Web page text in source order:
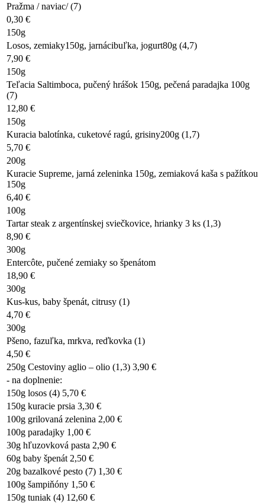
Pražma / naviac/ (7)
0,30 €
150g
Losos, zemiaky150g, jarnácibuľka, jogurt80g (4,7)
7,90 €
150g
Teľacia Saltimboca, pučený hrášok 150g, pečená paradajka 100g
(7)
12,80 €
150g
Kuracia balotínka, cuketové ragú, grisiny200g (1,7)
5,70 €
200g
Kuracie Supreme, jarná zeleninka 150g, zemiaková kaša s pažítkou
150g
6,40 €
100g
Tartar steak z argentínskej sviečkovice, hrianky 3 ks (1,3)
8,90 €
300g
Entercôte, pučené zemiaky so špenátom
18,90 €
300g
Kus-kus, baby špenát, citrusy (1)
4,70 €
300g
Pšeno, fazuľka, mrkva, reďkovka (1)
4,50 €
250g Cestoviny aglio – olio (1,3) 3,90 €
- na doplnenie:
150g losos (4) 5,70 €
150g kuracie prsia 3,30 €
100g grilovaná zelenina 2,00 €
100g paradajky 1,00 €
30g hľuzovková pasta 2,90 €
60g baby špenát 2,50 €
20g bazalkové pesto (7) 1,30 €
100g šampiňóny 1,50 €
150g tuniak (4) 12,60 €